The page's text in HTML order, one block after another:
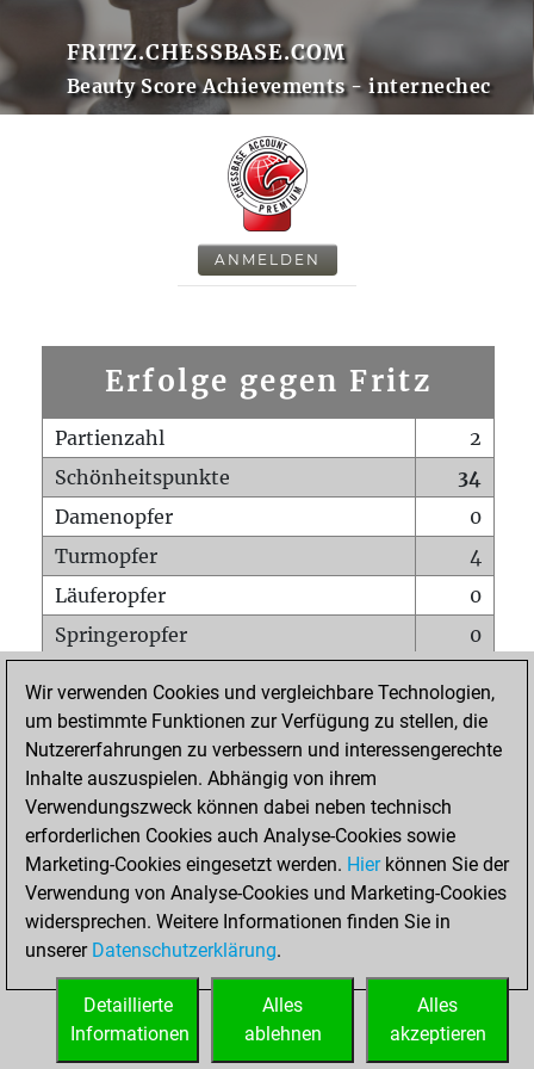
FRITZ.CHESSBASE.COM
Beauty Score Achievements - internechec
ANMELDEN
Erfolge gegen Fritz
Partienzahl
2
Schönheitspunkte
34
Damenopfer
0
Turmopfer
4
Läuferopfer
0
Springeropfer
0
Matt auf vollem Brett
0
Bauer setzt Matt
0
Erstickte Matts
Unterverwandlungen
Türme auf der siebten
0
STARTSEITE
Wir verwenden Cookies und vergleichbare Technologien,
um bestimmte Funktionen zur Verfügung zu stellen, die
Nutzererfahrungen zu verbessern und interessengerechte
Inhalte auszuspielen. Abhängig von ihrem
Verwendungszweck können dabei neben technisch
erforderlichen Cookies auch Analyse-Cookies sowie
Marketing-Cookies eingesetzt werden. Hierkönnen Sie der
Verwendung von Analyse-Cookies und Marketing-Cookies
widersprechen. Weitere Informationen finden Sie in
unserer Datenschutzerklärung.
Alles
akzeptieren
Alles
ablehnen
Detaillierte
Informationen